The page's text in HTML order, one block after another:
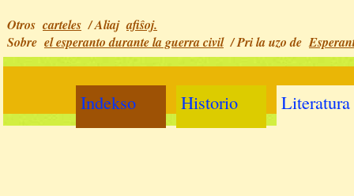
Otros carteles / Aliaj afiŝoj.
Sobre el esperanto durante la guerra civil / Pri la uzo de
Indekso Historio Literatura